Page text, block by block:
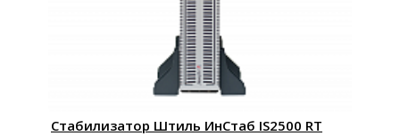
Стабилизатор Штиль ИнСтаб IS2500 RT